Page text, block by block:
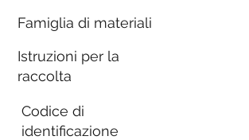
Famiglia di materiali
Istruzioni per la
raccolta
Codice di
identificazione